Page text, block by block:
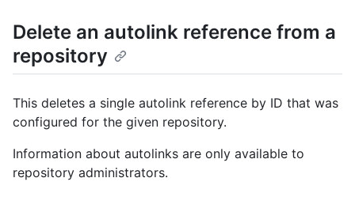
Delete an autolink reference from a
repository
This deletes a single autolink reference by ID that was
configured for the given repository.
Information about autolinks are only available to
repository administrators.